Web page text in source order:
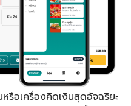
หรือเครื่องคิดเงินสุดอัจฉริยะ